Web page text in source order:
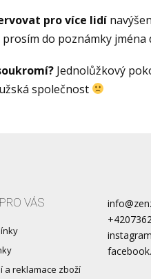
pro více lidí
do poznámky jména
Jednolůžkový
společnost
VÁS
a reklamace zboží